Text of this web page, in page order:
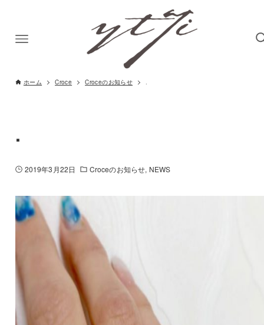
ホーム Croce Croceのお知らせ .
.
2019年3月22日 Croceのお知らせ NEWS